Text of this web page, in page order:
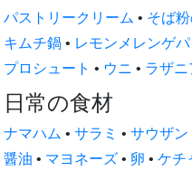
パストリークリーム • そば
キムチ鍋 • レモンメレンゲパ
プロシュート • ウニ • ラザニ
日常の食材
ナマハム • サラミ • サウザン
醤油 • マヨネーズ • 卵 • ケチ